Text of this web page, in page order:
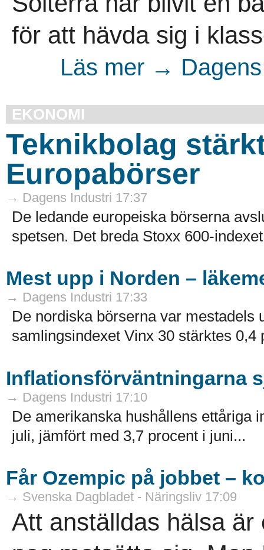
för att hävda sig i
Läs mer →
EKONOMI
Teknikbolag
Europabörser
→ Dagens Industri 17:37
De ledande europeiska börserna
spetsen. Det breda Stoxx 600-
Mest upp i Norden –
→ Dagens Industri 17:33
De nordiska börserna var mestadels
samlingsindexet Vinx 30 stärktes 0,4
Inflationsförväntningarna
→ Dagens Industri 17:10
De amerikanska hushållens ettåriga
juli, jämfört med 3,7 procent i juni...
Får Ozempic på jobbet –
→ Svenska Dagbladet - Näringsliv 17:09
Att anställdas hälsa